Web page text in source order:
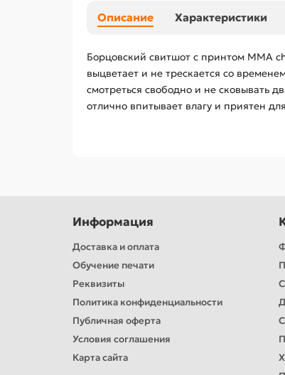
Описание Характеристики
Борцовский свитшот с принтом MMA
выцветает и не трескается со
смотреться свободно и не сковывать
отлично впитывает влагу и приятен
Информация
Доставка и оплата
Обучение печати
Реквизиты
Политика конфиденциальности
Публичная оферта
Условия соглашения
Карта сайта